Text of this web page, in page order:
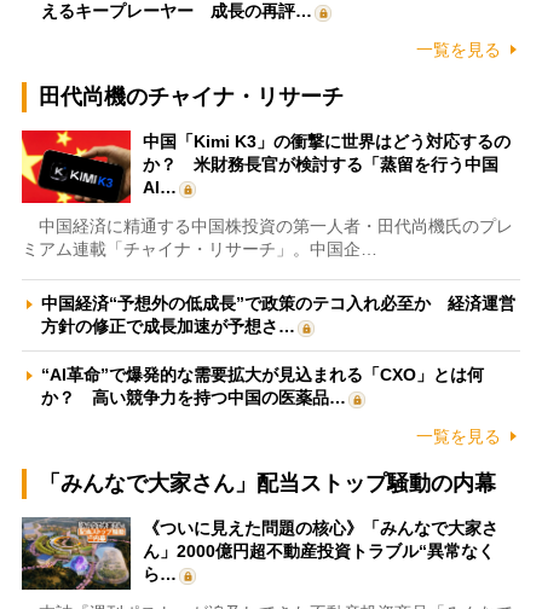
えるキープレーヤー 成長の再評…
一覧を見る
田代尚機のチャイナ・リサーチ
中国「Kimi K3」の衝撃に世界はどう対応するの
か？ 米財務長官が検討する「蒸留を行う中国
AI…
中国経済に精通する中国株投資の第一人者・田代尚機氏のプレ
ミアム連載「チャイナ・リサーチ」。中国企…
中国経済“予想外の低成長”で政策のテコ入れ必至か 経済運営
方針の修正で成長加速が予想さ…
“AI革命”で爆発的な需要拡大が見込まれる「CXO」とは何
か？ 高い競争力を持つ中国の医薬品…
一覧を見る
「みんなで大家さん」配当ストップ騒動の内幕
《ついに見えた問題の核心》「みんなで大家さ
ん」2000億円超不動産投資トラブル“異常なく
ら…